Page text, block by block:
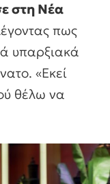
στη Νέα
πως
υπαρξιακά
«Εκεί
θέλω να